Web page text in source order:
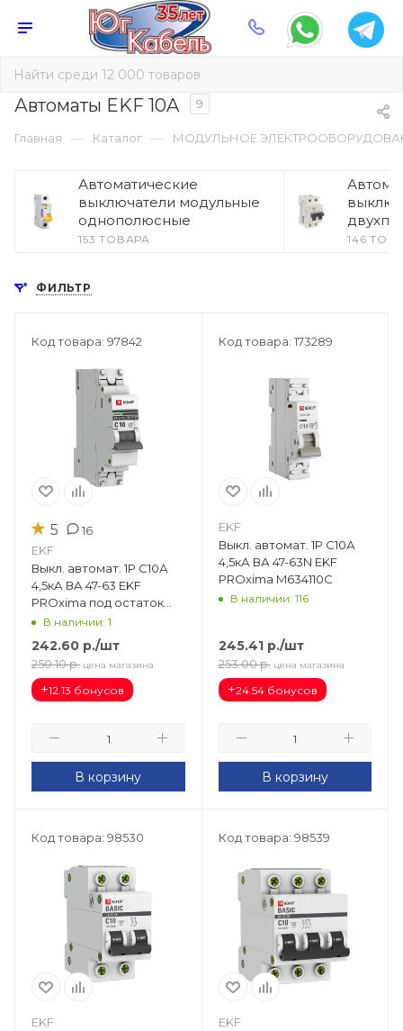
Автоматы EKF 10A 9
Главная — Каталог — МОДУЛЬНОЕ
Автоматические
выключатели модульные
однополюсные
153 ТОВАРА 146
ФИЛЬТР
Код товара: 97842
★ 5 16
EKF
Выкл. автомат. 1Р С10А
4,5кА ВА 47-63 EKF
PROxima под остаток
mcb4763-1-10C-pro
В наличии: 1
242.60 р./шт
250.10 р. цена магазина
+12.13 бонусов
В корзину
Код товара: 173289
EKF
Выкл. автомат. 1Р С10А
4,5кА ВА 47-63N EKF
PROxima M634110C
В наличии: 116
245.41р./шт
253.00 р. цена магазина
+24.54 бонусов
В корзину
Код товара: 98530
EKF
Код товара: 98539
EKF